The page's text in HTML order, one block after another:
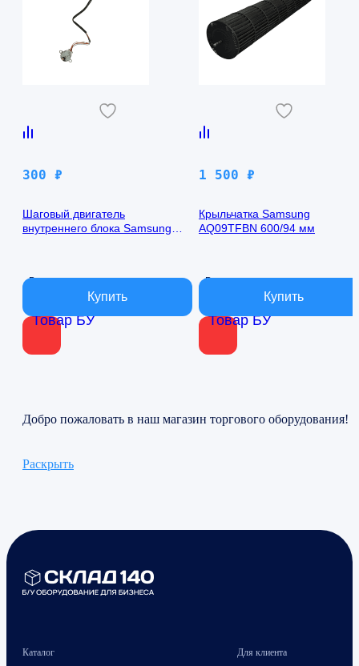
Товар БУ
300 ₽
Шаговый двигатель
внутреннего блока Samsung
В наличии
Товар БУ
1 500 ₽
Крыльчатка Samsung
AQ09TFBN 600/94 мм
В наличии
Добро пожаловать в наш магазин торгового оборудования!
Раскрыть
Каталог Для клиента